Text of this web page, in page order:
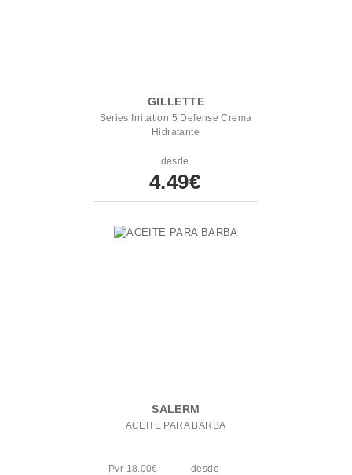
GILLETTE
Series Irritation 5 Defense Crema
Hidratante
desde
4.49€
SALERM
ACEITE PARA BARBA
Pvr 18.00€ desde